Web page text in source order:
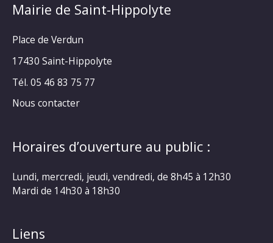
Mairie de Saint-Hippolyte
Place de Verdun
17430 Saint-Hippolyte
Tél. 05 46 83 75 77
Nous contacter
Horaires d’ouverture au public :
Lundi, mercredi, jeudi, vendredi, de 8h45 à 12h30
Mardi de 14h30 à 18h30
Liens